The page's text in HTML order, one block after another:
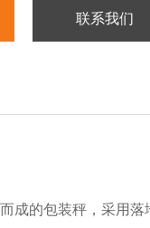
联系我们
成的包装秤，采用落